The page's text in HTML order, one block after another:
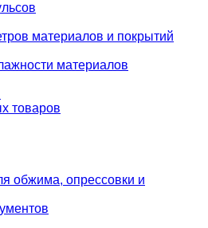
материалов и покрытий
материалов
товаров
обжима, опрессовки и